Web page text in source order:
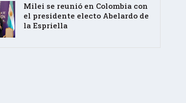
Milei se reunió en Colombia con
el presidente electo Abelardo de
la Espriella